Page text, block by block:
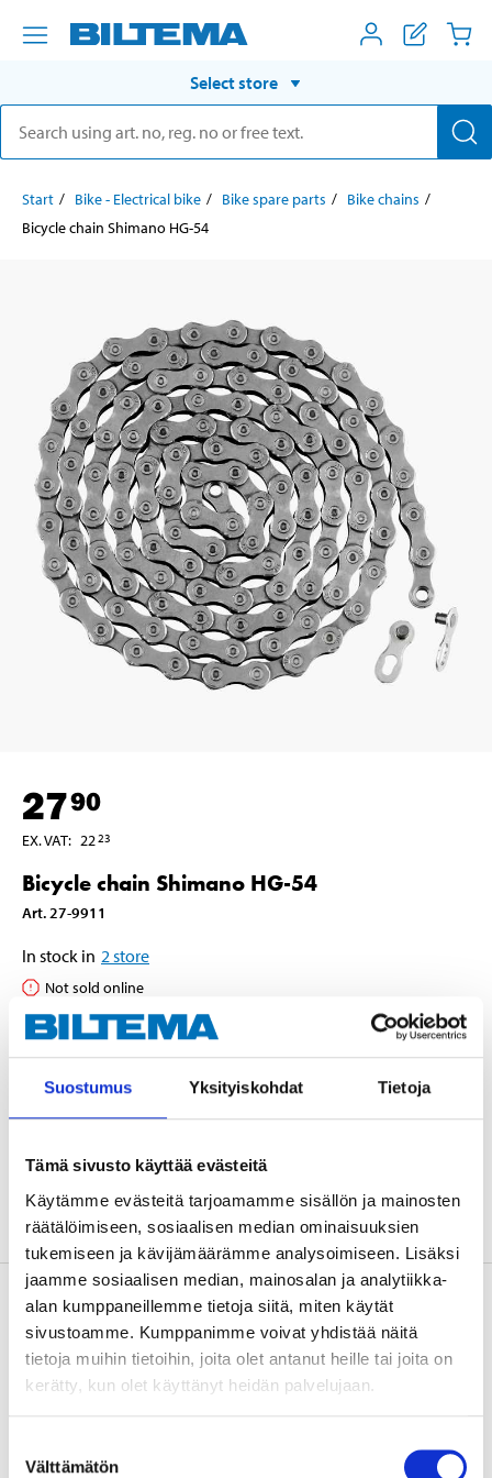
Suostumus Yksityiskohdat Tietoja
Tämä sivusto käyttää evästeitä
Käytämme evästeitä tarjoamamme sisällön ja mainosten
räätälöimiseen, sosiaalisen median ominaisuuksien
tukemiseen ja kävijämäärämme analysoimiseen. Lisäksi
jaamme sosiaalisen median, mainosalan ja analytiikka-
alan kumppaneillemme tietoja siitä, miten käytät
sivustoamme. Kumppanimme voivat yhdistää näitä
tietoja muihin tietoihin, joita olet antanut heille tai joita on
kerätty, kun olet käyttänyt heidän palvelujaan.
valinta
Välttämätön
Select store
Start Bike - Electrical bike Bike spare parts
Bike chains
Bicycle chain Shimano HG-54
2790
EX. VAT: 2223
Bicycle chain Shimano HG-54
Art. 27-9911
In stock in 2 store
Not sold online
Replaced by27-0497
Description
HG-54, quality chain from Shimano. Only for bicycles